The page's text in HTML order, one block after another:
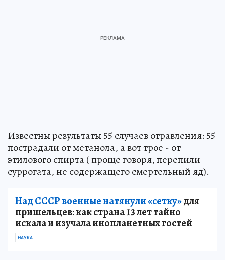
Известны результаты 55 случаев отравления: 55
пострадали от метанола, а вот трое - от
этилового спирта ( проще говоря, перепили
суррогата, не содержащего смертельный яд).
Над СССР военные натянули «сетку»для
пришельцев: как страна 13 лет тайно
искала и изучала инопланетных гостей
НАУКА